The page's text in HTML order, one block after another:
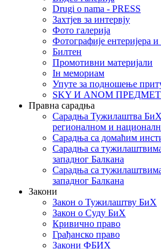
Drugi o nama - PRESS
Захтјев за интервју
Фото галерија
Фотографије ентеријера и
Билтен
Промотивни материјали
Iн мемориам
Упуте за подношење
SKY И ANOM
Правна сарадња
Сарадња Тужилаштва
регионалном и
Сарадња са домаћим
Сарадња са
западног Балкана
Сарадња са
западног Балкана
Закони
Закон о Тужилаштву БиХ
Закон о Суду БиХ
Кривично право
Грађанско право
Закони ФБИХ